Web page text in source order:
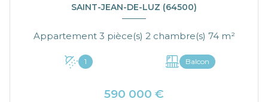
SAINT-JEAN-DE-LUZ (64500)
Appartement 3 pièce(s) 2 chambre(s) 74 m²
1 Balcon
590 000 €